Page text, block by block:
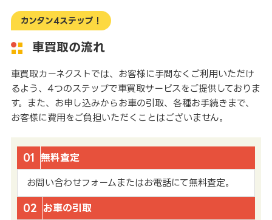
カンタン4ステップ！
車買取の流れ
車買取カーネクストでは、お客様に手間なくご利用いただけ
るよう、4つのステップで車買取サービスをご提供しておりま
す。また、お申し込みからお車の引取、各種お手続きまで、
お客様に費用をご負担いただくことはございません。
01 無料査定
お問い合わせフォームまたはお電話にて無料査定。
02 お車の引取